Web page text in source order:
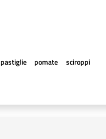
pastiglie pomate sciroppi